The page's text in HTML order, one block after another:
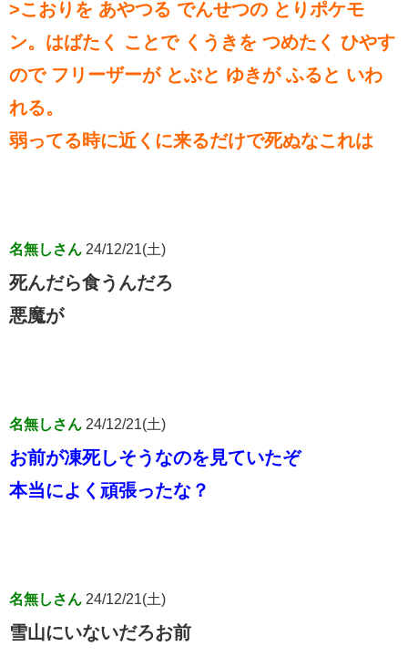
>こおりを あやつる でんせつの とりポケモ
ン。はばたく ことで くうきを つめたく ひやす
ので フリーザーが とぶと ゆきが ふると いわ
れる。
弱ってる時に近くに来るだけで死ぬなこれは
名無しさん 24/12/21(土)
死んだら食うんだろ
悪魔が
名無しさん 24/12/21(土)
お前が凍死しそうなのを見ていたぞ
本当によく頑張ったな？
名無しさん 24/12/21(土)
雪山にいないだろお前